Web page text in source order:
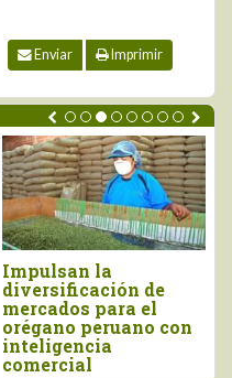
Enviar Imprimir
Impulsan la
diversificación de
mercados para el
orégano peruano con
inteligencia
comercial